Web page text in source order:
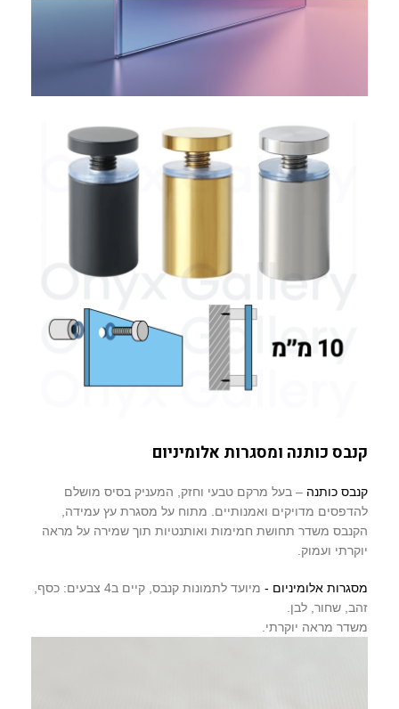
קנבס כותנה ומסגרות אלומיניום
קנבס כותנה – בעל מרקם טבעי וחזק, המעניק בסיס מושלם
להדפסים מדויקים ואמנותיים. מתוח על מסגרת עץ עמידה,
הקנבס משדר תחושת חמימות ואותנטיות תוך שמירה על מראה
יוקרתי ועמוק.
מסגרות אלומיניום -
מיועד לתמונות קנבס, קיים ב4 צבעים: כסף,
זהב, שחור, לבן.
משדר מראה יוקרתי.